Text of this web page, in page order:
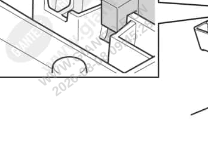
WWW.GIANTEYE.CN
2026-08-08 09:45:28